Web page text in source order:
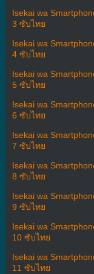
Isekai wa
3 ซับไทย
Isekai wa
4 ซับไทย
Isekai wa
5 ซับไทย
Isekai wa
6 ซับไทย
Isekai wa
7 ซับไทย
Isekai wa
8 ซับไทย
Isekai wa
9 ซับไทย
Isekai wa
10 ซับไทย
Isekai wa
11 ซับไทย